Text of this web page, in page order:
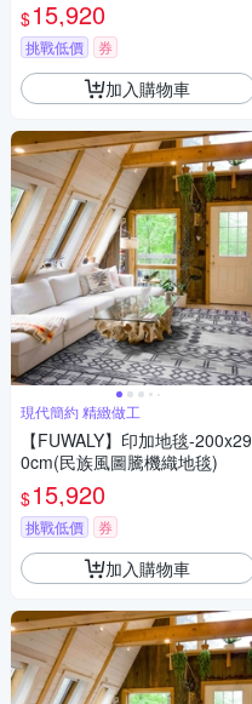
$15,920
挑戰低價 券
加入購物車
現代簡約 精緻做工
【FUWALY】印加地毯-200x29
0cm(民族風圖騰機織地毯)
$15,920
挑戰低價 券
加入購物車